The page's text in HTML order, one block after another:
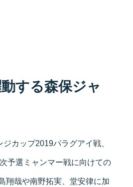
する森保ジャ
カップ2019パラグアイ戦、
予選ミャンマー戦に向けての
翔哉や南野拓実、堂安律に加